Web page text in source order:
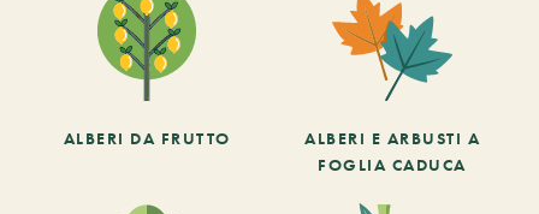
ALBERI DA FRUTTO
ALBERI E ARBUSTI A
FOGLIA CADUCA